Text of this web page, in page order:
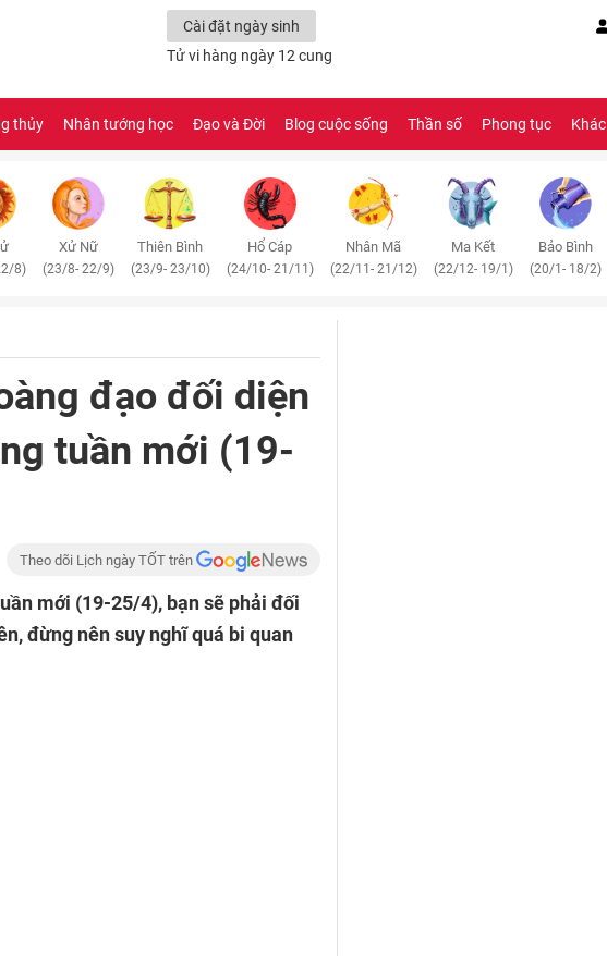
Cài đặt ngày sinh
Tử vi hàng ngày 12 cung
thủy Nhân tướng học Đạo và Đời Blog cuộc sống Thần số Phong tục Khác
8)
Xử Nữ
(23/8- 22/9)
Thiên Bình
(23/9- 23/10)
Hổ Cáp
(24/10- 21/11)
Nhân Mã
(22/11- 21/12)
Ma Kết
(22/12- 19/1)
Bảo Bình
(20/1- 18/2)
đạo đối diện
tuần mới (19-
Theo dõi Lịch ngày TỐT trên
mới (19-25/4), bạn sẽ phải đối
đừng nên suy nghĩ quá bi quan